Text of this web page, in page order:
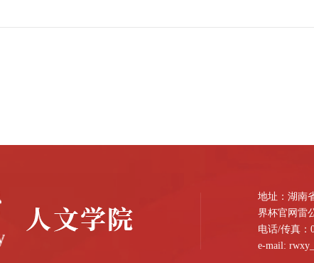
地址：湖南
界杯官网雷
电话/传真：
e-mail: